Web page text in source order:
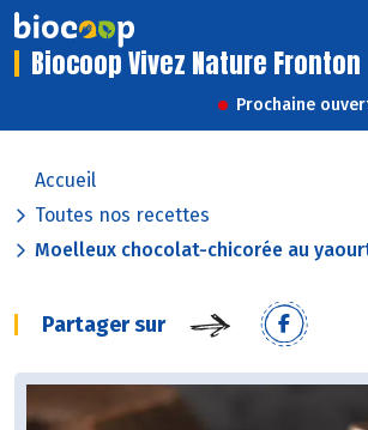
Biocoop Vivez Nature Fronton
Prochaine
Accueil
Toutes nos recettes
Moelleux chocolat-chicorée au
Partager sur